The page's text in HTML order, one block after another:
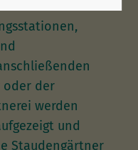
oder der
werden
und
Staudengärtner